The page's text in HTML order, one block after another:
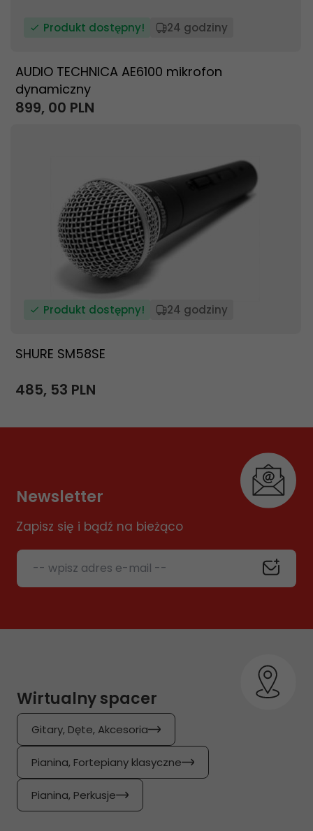
Produkt dostępny! 24 godziny
AUDIO TECHNICA AE6100 mikrofon
dynamiczny
899, 00 PLN
Produkt dostępny! 24 godziny
SHURE SM58SE
485, 53 PLN
Newsletter
Zapisz się i bądź na bieżąco
-- wpisz adres e-mail --
Wirtualny spacer
Gitary, Dęte, Akcesoria
Pianina, Fortepiany klasyczne
Pianina, Perkusje